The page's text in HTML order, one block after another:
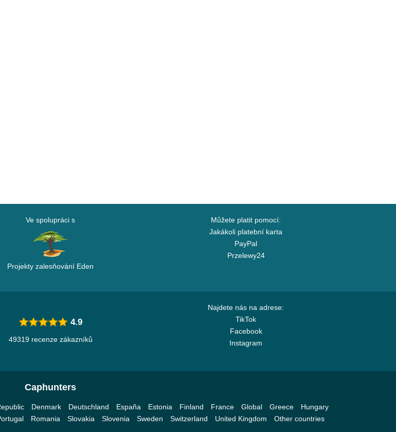
Ve spolupráci s
Projekty zalesňování Eden
Můžete platit pomocí:
Jakákoli platební karta
PayPal
Przelewy24
Najdete nás na adrese:
TikTok
Facebook
Instagram
4.9
49319 recenze zákazníků
Caphunters
Denmark Deutschland España Estonia Finland France Global Greece
Hungary
Romania Slovakia Slovenia Sweden Switzerland United Kingdom Other countries